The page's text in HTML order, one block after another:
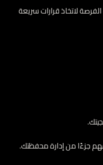
لاتخاذ قرارات سريعة
جزءًا من إدارة محفظتك.